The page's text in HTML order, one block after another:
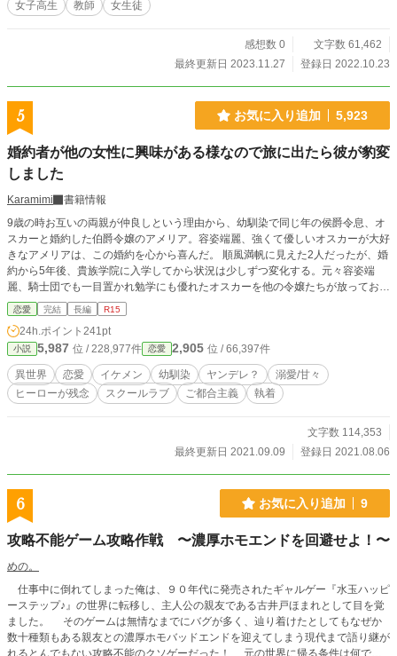
女子高生
教師 女生徒
感想数 0
文字数 61,462
最終更新日 2023.11.27
登録日 2022.10.23
5 お気に入り追加 5,923
婚約者が他の女性に興味がある様なので旅に出たら彼が豹変
しました
Karamimi
書籍情報
9歳の時お互いの両親が仲良しという理由から、幼馴染で同じ年の侯爵令息、オ
スカーと婚約した伯爵令嬢のアメリア。容姿端麗、強くて優しいオスカーが大好
きなアメリアは、この婚約を心から喜んだ。 順風満帆に見えた2人だったが、婚
約から5年後、貴族学院に入学してから状況は少しずつ変化する。元々容姿端
麗、騎士団でも一目置かれ勉学にも優れたオスカーを他の令嬢たちが放っておく
訳もなく、毎日たくさんの令嬢に囲まれるオスカー。 特に最近は、侯爵令嬢の
ミアと一緒に居る事も多くなった。自分より身分が高く美しいミアと幸せそうに
微笑むオスカーの姿を見たアメリアは、ある決意をする。 そんなアメリアに対
し、オスカーは… とても残念なヒーローと、行動派だが周りに流されやすいヒ
ロインのお話です。
恋愛 完結 長編 R15
24h.ポイント 241pt
小説 5,987 位 / 228,977件 恋愛 2,905 位 / 66,397件
異世界 恋愛 イケメン 幼馴染 ヤンデレ？
溺愛/甘々
ヒーローが残念
スクールラブ ご都合主義 執着
文字数 114,353
最終更新日 2021.09.09
登録日 2021.08.06
6 お気に入り追加 9
攻略不能ゲーム攻略作戦 〜濃厚ホモエンドを回避せよ！〜
めの。
仕事中に倒れてしまった俺は、９０年代に発売されたギャルゲー『水玉ハッピ
ーステップ♪』の世界に転移し、主人公の親友である古井戸ほまれとして目を覚
ました。 そのゲームは無情なまでにバグが多く、辿り着けたとしてもなぜか
数十種類もある親友との濃厚ホモバッドエンドを迎えてしまう現代まで語り継が
れるとんでもない攻略不能のクソゲーだった！ 元の世界に帰る条件は何でも